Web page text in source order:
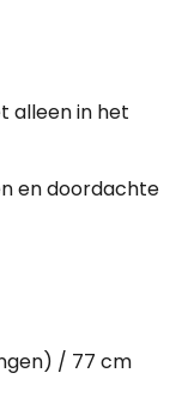
alleen in het
en doordachte
/ 77 cm